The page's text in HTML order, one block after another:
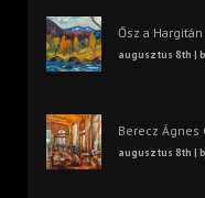
Ősz a
augusztus 8th |
Berecz Ágnes
augusztus 8th |